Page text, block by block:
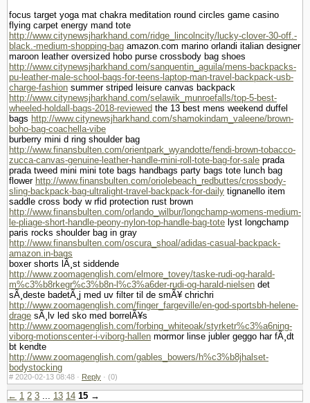
focus target yoga mat chakra meditation round circles game casino
flying carpet energy mand tote
http://www.citynewsjharkhand.com/ridge_lincolncity/lucky-clover-30-off.-
black.-medium-shopping-bag amazon.com marino orlandi italian designer
maroon leather oversized hobo purse crossbody bag shoes
http://www.citynewsjharkhand.com/sanquentin_aguila/mens-backpacks-
pu-leather-male-school-bags-for-teens-laptop-man-travel-backpack-usb-
charge-fashion summer striped leisure canvas backpack
http://www.citynewsjharkhand.com/selawik_munroefalls/top-5-best-
wheeled-holdall-bags-2018-reviewed the 13 best mens weekend duffel
bags http://www.citynewsjharkhand.com/shamokindam_valeene/brown-
boho-bag-coachella-vibe
burberry mini d ring shoulder bag
http://www.finansbulten.com/orientpark_wyandotte/fendi-brown-tobacco-
zucca-canvas-genuine-leather-handle-mini-roll-tote-bag-for-sale prada
prada tweed mini mini tote bags handbags party bags tote lunch bag
flower http://www.finansbulten.com/oriolebeach_redbuttes/crossbody-
sling-backpack-bag-ultralight-travel-backpack-for-daily tignanello item
saddle cross body w rfid protection rust brown
http://www.finansbulten.com/orlando_wilbur/longchamp-womens-medium-
le-pliage-short-handle-peony-nylon-top-handle-bag-tote lyst longchamp
paris rocks shoulder bag in gray
http://www.finansbulten.com/oscura_shoal/adidas-casual-backpack-
amazon.in-bags
boxer shorts lÃ¸st siddende
http://www.zoomagenglish.com/elmore_tovey/taske-rudi-og-harald-
m%c3%b8rkegr%c3%b8n-l%c3%a6der-rudi-og-harald-nielsen det
sÃ¸deste badetÃ¸j med uv filter til de smÃ¥ chrichri
http://www.zoomagenglish.com/finger_fargeville/en-god-sportsbh-helene-
drage sÃ¸lv led sko med borrelÃ¥s
http://www.zoomagenglish.com/forbing_whiteoak/styrketr%c3%a6ning-
viborg-motionscenter-i-viborg-hallen mormor linse jubler geggo har fÃ¸dt
bt kendte
http://www.zoomagenglish.com/gables_bowers/h%c3%b8jhalset-
bodystocking
# 2020-02-13 08:48 · Reply · (0)
← 1 2 3 ... 13 14 15 →